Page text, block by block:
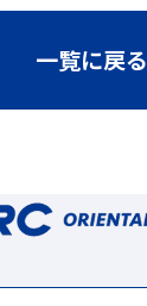
一覧に戻る